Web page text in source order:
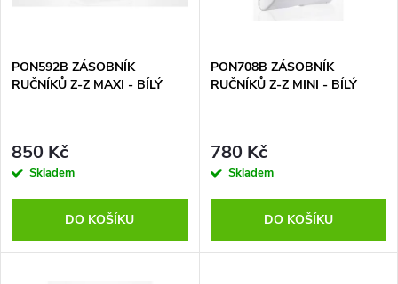
p
o
d
u
s
p
r
o
d
PON592B ZÁSOBNÍK
RUČNÍKŮ Z-Z MAXI - BÍLÝ
850 Kč
Skladem
DO KOŠÍKU
PON708B ZÁSOBNÍK
RUČNÍKŮ Z-Z MINI - BÍLÝ
780 Kč
Skladem
DO KOŠÍKU